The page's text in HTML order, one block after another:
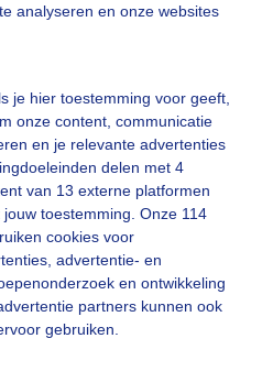
analyseren en onze websites
je hier toestemming voor geeft,
onze content, communicatie
en je relevante advertenties
delen met 4
van 13 externe platformen
toestemming. Onze 114
cookies voor
advertentie- en
en ontwikkeling
partners kunnen ook
gebruiken.
08-2025, 20x bekeken